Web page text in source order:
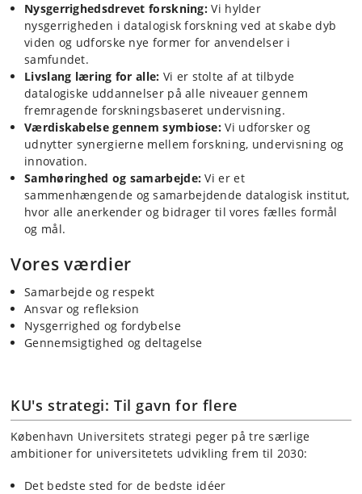
Nysgerrighedsdrevet forskning: Vi hylder
nysgerrigheden i datalogisk forskning ved at skabe dyb
viden og udforske nye former for anvendelser i
samfundet.
Livslang læring for alle: Vi er stolte af at tilbyde
datalogiske uddannelser på alle niveauer gennem
fremragende forskningsbaseret undervisning.
Værdiskabelse gennem symbiose: Vi udforsker og
udnytter synergierne mellem forskning, undervisning og
innovation.
Samhøringhed og samarbejde: Vi er et
sammenhængende og samarbejdende datalogisk institut,
hvor alle anerkender og bidrager til vores fælles formål
og mål.
Vores værdier
Samarbejde og respekt
Ansvar og refleksion
Nysgerrighed og fordybelse
Gennemsigtighed og deltagelse
KU's strategi: Til gavn for flere
København Universitets strategi peger på tre særlige
ambitioner for universitetets udvikling frem til 2030:
Det bedste sted for de bedste idéer